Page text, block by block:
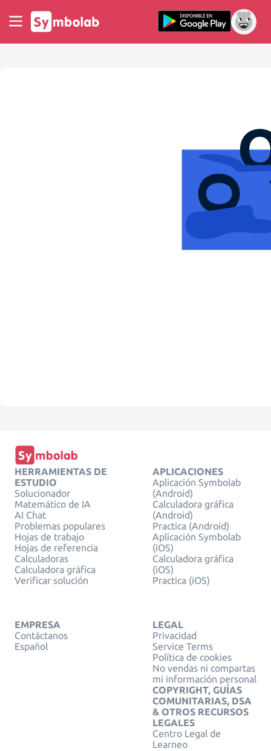
HERRAMIENTAS DE
ESTUDIO
Solucionador
Matemático de IA
AI Chat
Problemas populares
Hojas de trabajo
Hojas de referencia
Calculadoras
Calculadora gráfica
Verificar solución
APLICACIONES
Aplicación Symbolab
(Android)
Calculadora gráfica
(Android)
Practica (Android)
Aplicación Symbolab
(iOS)
Calculadora gráfica
(iOS)
Practica (iOS)
EMPRESA
Contáctanos
Español
LEGAL
Privacidad
Service Terms
Política de cookies
No vendas ni compartas
mi información personal
COPYRIGHT, GUÍAS
COMUNITARIAS, DSA
& OTROS RECURSOS
LEGALES
Centro Legal de
Learneo